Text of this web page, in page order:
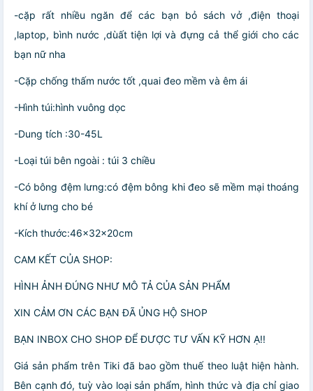
-cặp rất nhiều ngăn để các bạn bỏ sách vở ,điện thoại
,laptop, bình nước ,dùất tiện lợi và đựng cả thể giới cho các
bạn nữ nha
-Cặp chống thấm nước tốt ,quai đeo mềm và êm ái
-Hình túi:hình vuông dọc
-Dung tích :30-45L
-Loại túi bên ngoài : túi 3 chiều
-Có bông đệm lưng:có đệm bông khi đeo sẽ mềm mại thoáng
khí ở lưng cho bé
-Kích thước:46x32x20cm
CAM KẾT CỦA SHOP:
HÌNH ẢNH ĐÚNG NHƯ MÔ TẢ CỦA SẢN PHẨM
XIN CẢM ƠN CÁC BẠN ĐÃ ỦNG HỘ SHOP
BẠN INBOX CHO SHOP ĐỂ ĐƯỢC TƯ VẤN KỸ HƠN Ạ!!
Giá sản phẩm trên Tiki đã bao gồm thuế theo luật hiện hành.
Bên cạnh đó, tuỳ vào loại sản phẩm, hình thức và địa chỉ giao